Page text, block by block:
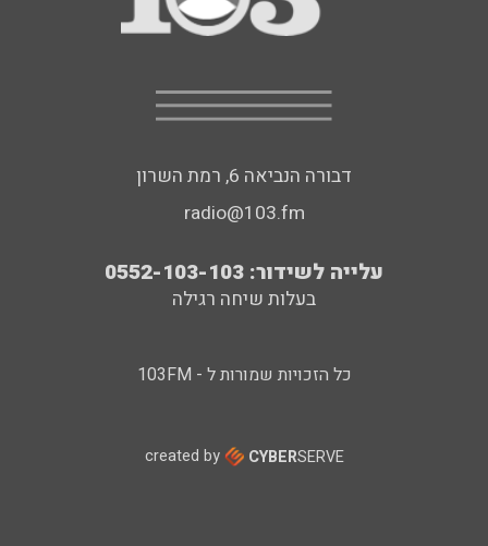
דבורה הנביאה 6, רמת השרון
radio@103.fm
עלייה לשידור: 0552-103-103
בעלות שיחה רגילה
כל הזכויות שמורות ל - 103FM
created by CYBERSERVE